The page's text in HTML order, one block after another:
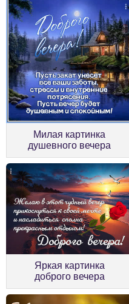
Милая картинка
душевного вечера
Яркая картинка
доброго вечера